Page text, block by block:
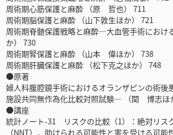
周術期心筋保護と麻酔 （原 哲也） 711
周術期脳保護と麻酔 （山下敦生ほか） 721
周術期脊髄保護戦略と麻酔―大血管手術におけ
か） 730
周術期腎保護と麻酔 （山本 偉ほか） 738
周術期肝臓保護と麻酔 （松下克之ほか） 748
●原著
婦人科腹腔鏡手術におけるオランザピンの術
施設共同無作為化比較対照試験― （関 博志ほ
●講座
統計ノート-31 リスクの比較（1）：絶対リス
（NNT），助けられる可能性と害を受ける可